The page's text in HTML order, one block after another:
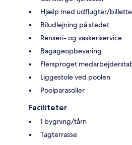
Hjælp med udflugter/
Biludlejning på stedet
Renseri- og vaskeriservice
Bagageopbevaring
Flersproget
Liggestole ved poolen
Poolparasoller
Faciliteter
1 bygning/tårn
Tagterrasse